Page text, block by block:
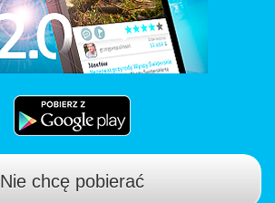
Nie chcę pobierać